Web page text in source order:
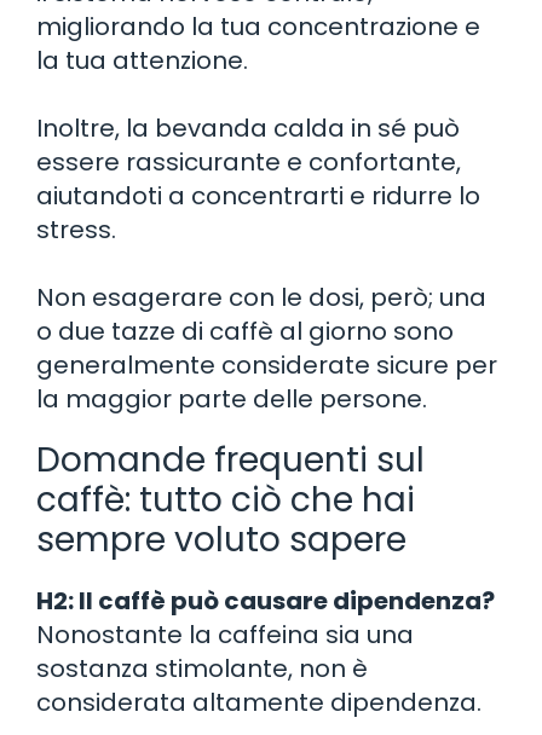
migliorando la tua concentrazione e
la tua attenzione.
Inoltre, la bevanda calda in sé può
essere rassicurante e confortante,
aiutandoti a concentrarti e ridurre lo
stress.
Non esagerare con le dosi, però; una
o due tazze di caffè al giorno sono
generalmente considerate sicure per
la maggior parte delle persone.
Domande frequenti sul
caffè: tutto ciò che hai
sempre voluto sapere
H2: Il caffè può causare dipendenza?
Nonostante la caffeina sia una
sostanza stimolante, non è
considerata altamente dipendenza.